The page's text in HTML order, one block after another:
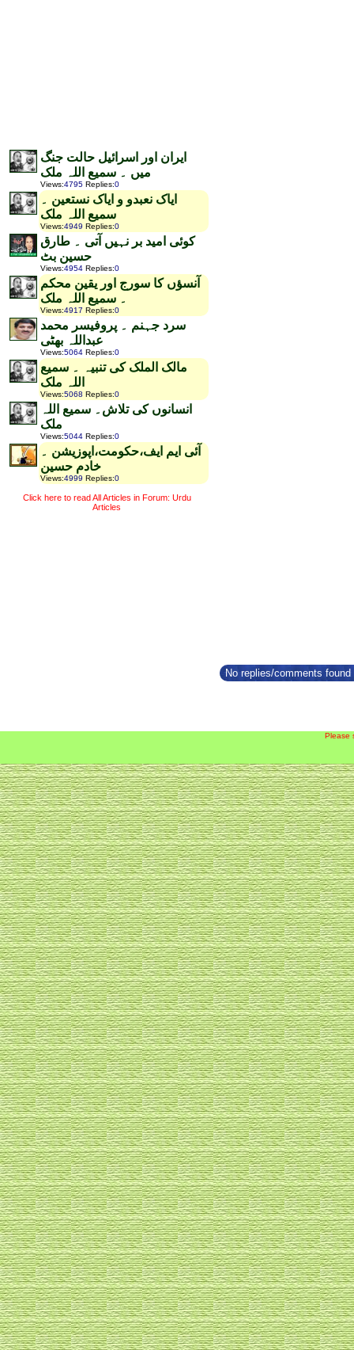
ایران اور اسرائیل حالت جنگ
میں ۔ سمیع اللہ ملک
Views:4795 Replies:0
ایاک نعبدو و ایاک نستعین ۔
سمیع اللہ ملک
Views:4949 Replies:0
کوئی امید بر نہیں آتی ۔ طارق
حسین بٹ
Views:4954 Replies:0
آنسؤں کا سورج اور یقین محکم
۔ سمیع اللہ ملک
Views:4917 Replies:0
سرد جہنم ۔ پروفیسر محمد
عبداللہ بھٹی
Views:5064 Replies:0
مالک الملک کی تنبیہ ۔ سمیع
اللہ ملک
Views:5068 Replies:0
انسانوں کی تلاش۔ سمیع اللہ
ملک
Views:5044 Replies:0
آئی ایم ایف،حکومت،اپوزیشن ۔
خادم حسین
Views:4999 Replies:0
Click here to read All Articles in Forum: Urdu
Articles
No replies/comments
Please